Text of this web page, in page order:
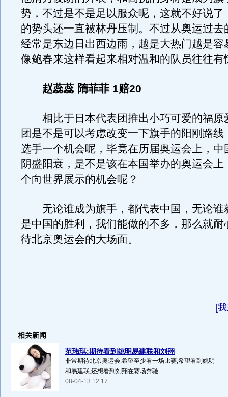
势，不过是不是足以服众呢，这就不好说了
的势头还一直被林丹压制。不过从奥运过去
经常是东边日出西边雨，越是大热门越是容
像鲍春来这样看起来相对温和的队员往往有
赵蕊蕊 隋菲菲 1赔20
相比于日本代表团推出小巧可爱的福原
团是不是可以考虑改变一下旗手的阳刚路线
选手一个机会呢，毕竟在历届奥运会上，中
阴盛阳衰，是不是该在本国举办的奥运会上
个向世界展示的机会呢？
无论谁成为旗手，都代表中国，无论谁
是中国的胜利，我们能做的不多，那么就耐
待北京奥运会的大场面。
[
相关新闻
范玮琪:期待看到姚明易建联和刘翔
非常期待北京奥运会.希望至少看一场比赛,希望看到姚明
和易建联,还想看到刘翔在赛场奔驰...
08-04-13 12:17